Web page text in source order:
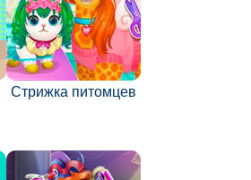
Стрижка питомцев